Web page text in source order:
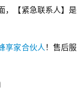
，【紧急联系人】是
享家合伙人 ！售后服